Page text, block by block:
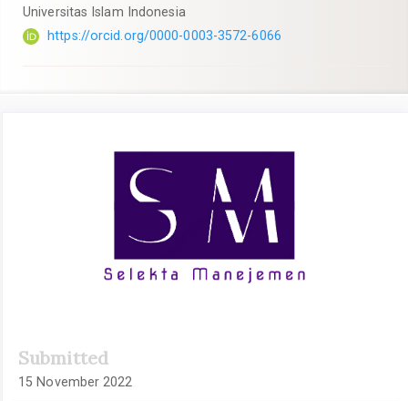
Universitas Islam Indonesia
https://orcid.org/0000-0003-3572-6066
Submitted
15 November 2022